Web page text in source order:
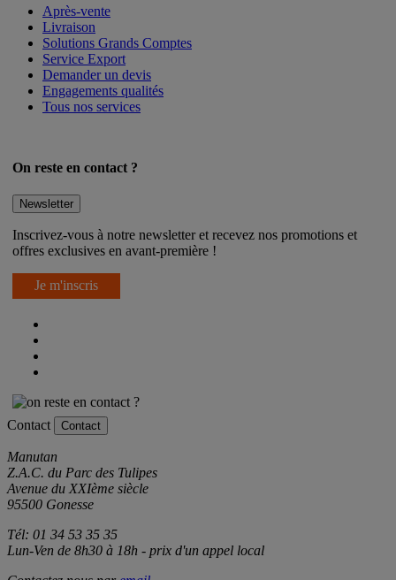
Après-vente
Livraison
Solutions Grands Comptes
Service Export
Demander un devis
Engagements qualités
Tous nos services
On reste en contact ?
Newsletter
Inscrivez-vous à notre newsletter et recevez nos promotions et
offres exclusives en avant-première !
Je m'inscris
Contact Contact
Manutan
Z.A.C. du Parc des Tulipes
Avenue du XXIème siècle
95500 Gonesse
Tél: 01 34 53 35 35
Lun-Ven de 8h30 à 18h - prix d'un appel local